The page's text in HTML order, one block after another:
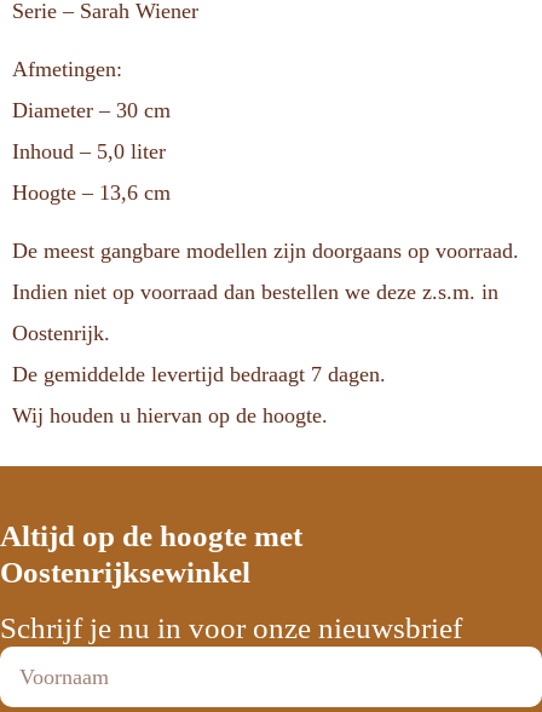
Serie – Sarah Wiener
Afmetingen:
Diameter – 30 cm
Inhoud – 5,0 liter
Hoogte – 13,6 cm
De meest gangbare modellen zijn doorgaans op voorraad.
Indien niet op voorraad dan bestellen we deze z.s.m. in
Oostenrijk.
De gemiddelde levertijd bedraagt 7 dagen.
Wij houden u hiervan op de hoogte.
Altijd op de hoogte met
Oostenrijksewinkel
Schrijf je nu in voor onze nieuwsbrief